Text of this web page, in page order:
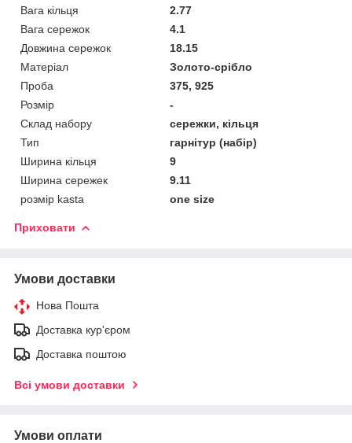
Вага кільця
2.77
Вага сережок
4.1
Довжина сережок
18.15
Матеріал
Золото-срібло
Проба
375, 925
Розмір
-
Склад набору
сережки, кільця
Тип
гарнітур (набір)
Ширина кільця
9
Ширина сережек
9.11
розмір kasta
one size
Приховати
Умови доставки
Нова Пошта
Доставка кур'єром
Доставка поштою
Всі умови доставки
Умови оплати